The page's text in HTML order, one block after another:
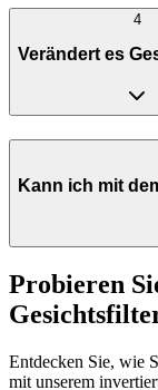
4
Verändert es
Kann ich mit
Probieren
Entdecken Sie, wie
mit unserem